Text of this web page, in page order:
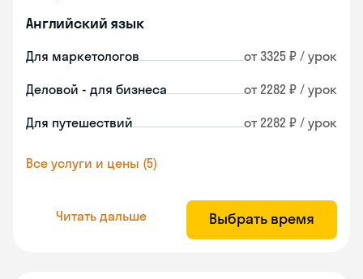
Английский язык
Для маркетологов от 3325 ₽ / урок
Деловой - для бизнеса от 2282 ₽ / урок
Для путешествий от 2282 ₽ / урок
Все услуги и цены (5)
Читать дальше Выбрать время